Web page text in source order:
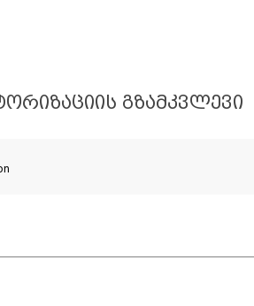
ᲒᲖᲐᲛᲙᲕᲚᲔᲕᲘ